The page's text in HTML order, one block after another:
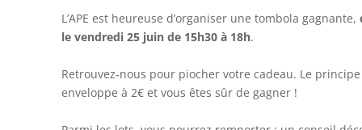
L’APE est heureuse d’organiser une tombola gagnante,
le vendredi 25 juin de 15h30 à 18h.
Retrouvez-nous pour piocher votre cadeau. Le
enveloppe à 2€ et vous êtes sûr de gagner !